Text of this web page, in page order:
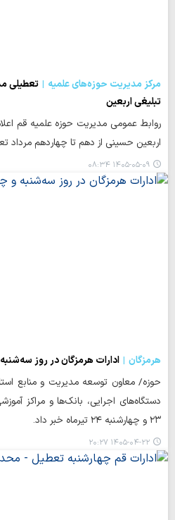
مرکز مدیریت حوزه‌های علمیه
تعطیلی
تبلیغی اربعین
روابط عمومی مدیریت حوزه‌ علمیه قم
اربعین حسینی از دهم تا چهاردهم مرداد
۱۴۰۵-۰۵-۰۹ ۰۸:۳۴
هرمزگان
ادارات هرمزگان در روز
حوزه/ معاون توسعه مدیریت و منابع
دستگاه‌های اجرایی، بانک‌ها و مراکز
۲۳ و چهارشنبه ۲۴ تیرماه خبر داد.
۱۴۰۵-۰۴-۲۲ ۲۰:۲۷